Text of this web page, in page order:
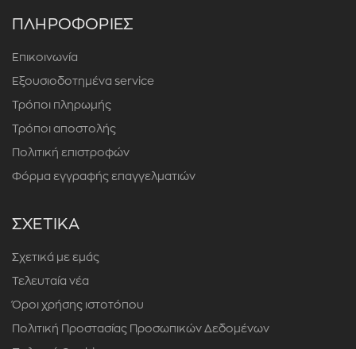
ΠΛΗΡΟΦΟΡΙΕΣ
Επικοινωνία
Εξουσιοδοτημένα service
Τρόποι πληρωμής
Τρόποι αποστολής
Πολιτική επιστροφών
Φόρμα εγγραφής επαγγελματιών
ΣΧΕΤΙΚΑ
Σχετικά με εμάς
Τελευταία νέα
Όροι χρήσης ιστοτόπου
Πολιτική Προστασίας Προσωπικών Δεδομένων